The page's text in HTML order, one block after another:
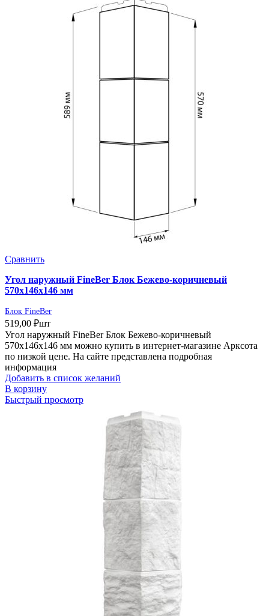
Сравнить
Угол наружный FineBer Блок Бежево-коричневый
570х146х146 мм
Блок FineBer
519,00 ₽шт
Угол наружный FineBer Блок Бежево-коричневый
570х146х146 мм можно купить в интернет-магазине Арксота
по низкой цене. На сайте представлена подробная
информация
Добавить в список желаний
В корзину
Быстрый просмотр